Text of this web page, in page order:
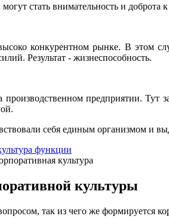
стать внимательность и доброта
конкурентном рынке. В этом
Результат - жизнеспособность.
предприятии. Тут
себя единым организмом и
культура
культуры
так из чего же формируется